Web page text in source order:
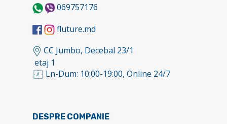
069757176
fluture.md
CC Jumbo, Decebal 23/1
etaj 1
Ln-Dum: 10:00-19:00, Online 24/7
DESPRE COMPANIE